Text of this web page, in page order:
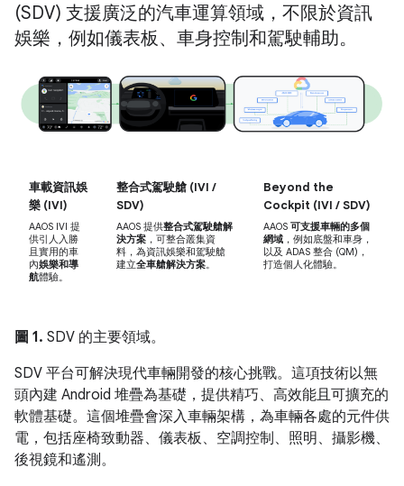
(SDV) 支援廣泛的汽車運算領域，不限於資訊
娛樂，例如儀表板、車身控制和駕駛輔助。
車載資訊娛
樂 (IVI)
AAOS IVI 提
供引人入勝
且實用的車
內娛樂和導
航體驗。
整合式駕駛艙 (IVI /
SDV)
AAOS 提供整合式駕駛艙解
決方案 ，可整合叢集資
料，為資訊娛樂和駕駛艙
建立全車艙解決方案。
Beyond the
Cockpit (IVI / SDV)
AAOS 可支援車輛的多個
網域 ，例如底盤和車身，
以及 ADAS 整合 (QM)，
打造個人化體驗。
圖 1. SDV 的主要領域。
SDV 平台可解決現代車輛開發的核心挑戰。這項技術以無
頭內建 Android 堆疊為基礎，提供精巧、高效能且可擴充的
軟體基礎。這個堆疊會深入車輛架構，為車輛各處的元件供
電，包括座椅致動器、儀表板、空調控制、照明、攝影機、
後視鏡和遙測。